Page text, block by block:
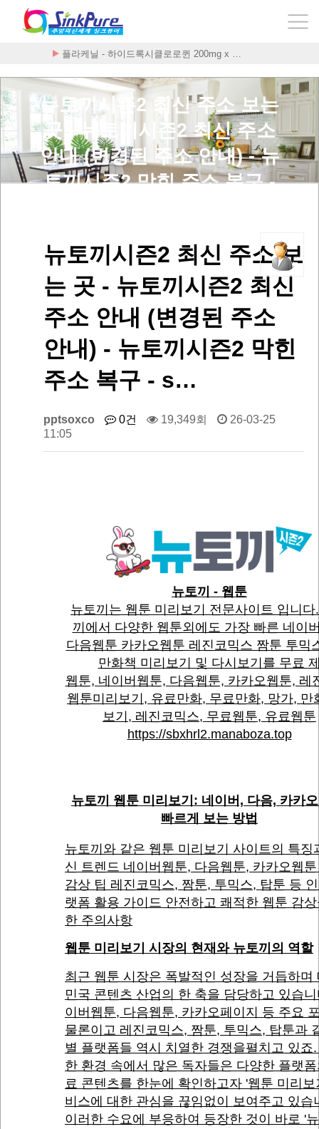
플라케닐 - 하이드록시클로로퀸 200mg x …
뉴토끼시즌2 최신 주소 보는
곳 - 뉴토끼시즌2 최신 주소
안내 (변경된 주소 안내) - 뉴
토끼시즌2 막힌 주소 복구 -
뉴토끼시즌2 최신 주소 보
는 곳 - 뉴토끼시즌2 최신
주소 안내 (변경된 주소
안내) - 뉴토끼시즌2 막힌
주소 복구 - s…
pptsoxco 0건 19,349회
26-03-25
11:05
뉴토끼 - 웹툰
뉴토끼는 웹툰 미리보기 전문사이트 입니다
끼에서 다양한 웹툰외에도 가장 빠른 네이
다음웹툰 카카오웹툰 레진코믹스 짬툰 투믹
만화책 미리보기 및 다시보기를 무료
웹툰, 네이버웹툰, 다음웹툰, 카카오웹툰, 레
웹툰미리보기, 유료만화, 무료만화, 망가, 만
보기, 레진코믹스, 무료웹툰, 유료웹툰
https://sbxhrl2.manaboza.top
뉴토끼 웹툰 미리보기: 네이버, 다음, 카카
빠르게 보는 방법
뉴토끼와 같은 웹툰 미리보기 사이트의 특징
신 트렌드 네이버웹툰, 다음웹툰, 카카오웹
감상 팁 레진코믹스, 짬툰, 투믹스, 탑툰 등
랫폼 활용 가이드 안전하고 쾌적한 웹툰 감
한 주의사항
웹툰 미리보기 시장의 현재와 뉴토끼의 역할
최근 웹툰 시장은 폭발적인 성장을 거듭하며
민국 콘텐츠 산업의 한 축을 담당하고 있습
이버웹툰, 다음웹툰, 카카오페이지 등 주요
물론이고 레진코믹스, 짬툰, 투믹스, 탑툰과
별 플랫폼들 역시 치열한 경쟁을펼치고 있죠
한 환경 속에서 많은 독자들은 다양한 플랫
료 콘텐츠를 한눈에 확인하고자 '웹툰 미리보
비스에 대한 관심을 끊임없이 보여주고 있습
이러한 수요에 부응하여 등장한 것이 바로 '